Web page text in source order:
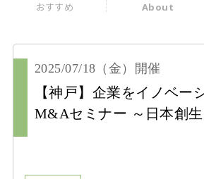
おすすめ About
2025/07/18 （金） 開催
【神戸】企業をイノベー
M&Aセミナー ～日本創生